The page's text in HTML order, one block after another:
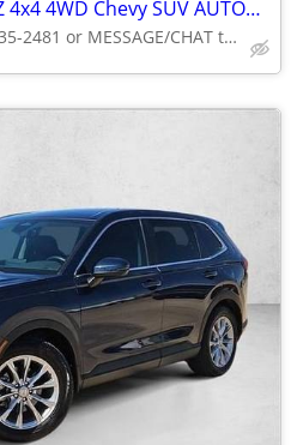
2016 Chevrolet Tahoe LTZ 4x4 4WD Chevy SUV AUTONATION
Call (844) 335-2481 or MESSAGE/CHAT to confirm availability